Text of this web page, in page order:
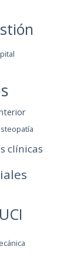
clínicas
UCI